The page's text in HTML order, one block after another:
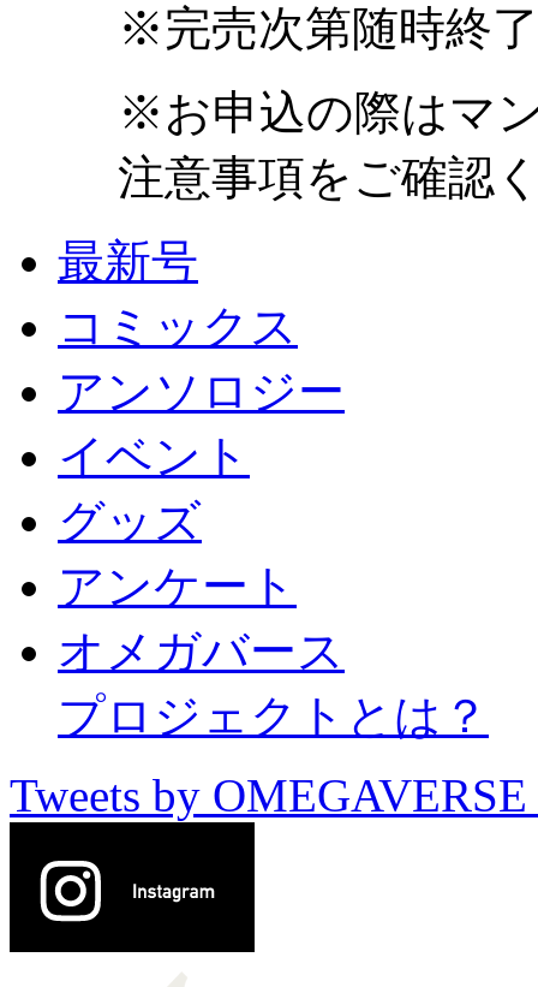
※完売次第随時終了
※お申込の際はマ
注意事項をご確認
最新号
コミックス
アンソロジー
イベント
グッズ
アンケート
オメガバース
プロジェクトとは？
Tweets by